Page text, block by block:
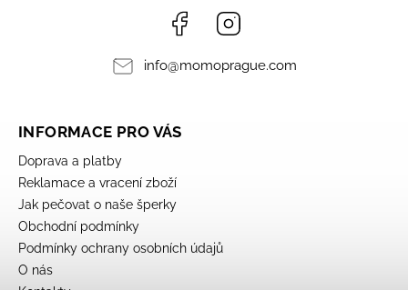
Facebook
info@momoprague.com
INFORMACE PRO VÁS
Doprava a platby
Reklamace a vracení zboží
Jak pečovat o naše šperky
Obchodní podmínky
Podmínky ochrany osobních údajů
O nás